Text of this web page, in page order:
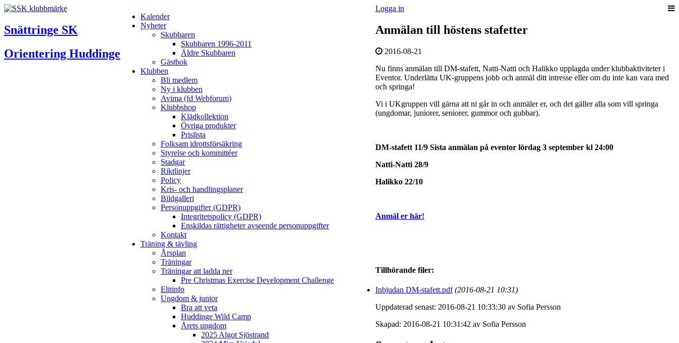
Logga in
Snättringe SK
Orientering Huddinge
Kalender
Nyheter
Skubbaren
Skubbaren 1996-2011
Äldre Skubbaren
Gästbok
Klubben
Bli medlem
Ny i klubben
Avima (fd Webforum)
Klubbshop
Klädkollektion
Övriga produkter
Prislista
Folksam idrottsförsäkring
Styrelse och kommittéer
Stadgar
Riktlinjer
Policy
Kris- och handlingsplaner
Bildgalleri
Personuppgifter (GDPR)
Integritetspolicy (GDPR)
Enskildas rättigheter avseende personuppgifter
Kontakt
Träning & tävling
Årsplan
Träningar
Träningar att ladda ner
Pre Christmas Exercise Development Challenge
Elitinfo
Ungdom & junior
Bra att veta
Huddinge Wild Camp
Årets ungdom
2025 Algot Sjöstrand
Anmälan till höstens stafetter
2016-08-21
Nu finns anmälan till DM-stafett, Natti-Natti och Halikko upplagda under klubbaktiviteter i
Eventor. Underlätta UK-gruppens jobb och anmäl ditt intresse eller om du inte kan vara med
och springa!
Vi i UKgruppen vill gärna att ni går in och anmäler er, och det gäller alla som vill springa
(ungdomar, juniorer, seniorer, gummor och gubbar).
DM-stafett 11/9 Sista anmälan på eventor lördag 3 september kl 24:00
Natti-Natti 28/9
Halikko 22/10
Anmäl er här!
Tillhörande filer:
Inbjudan DM-stafett.pdf (2016-08-21 10:31)
Uppdaterad senast: 2016-08-21 10:33:30 av Sofia Persson
Skapad: 2016-08-21 10:31:42 av Sofia Persson